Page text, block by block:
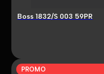
Boss 1832/S 003 59PR
PROMO